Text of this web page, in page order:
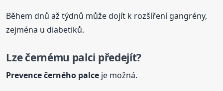
Během dnů až týdnů může dojít k rozšíření gangrény,
zejména u diabetiků.
Lze černému palci předejít?
Prevence černého palce je možná.